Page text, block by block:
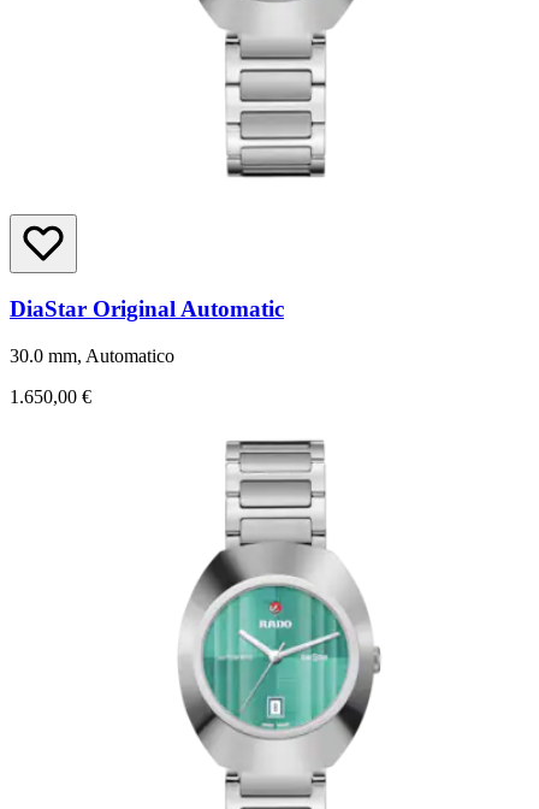
DiaStar Original Automatic
30.0 mm, Automatico
1.650,00 €